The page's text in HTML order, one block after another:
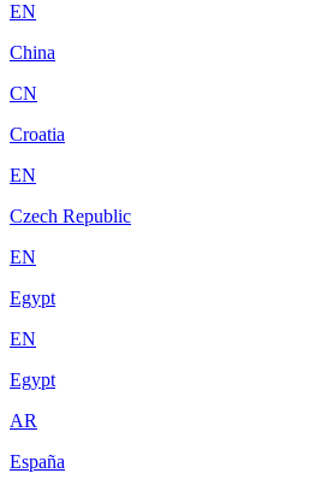
EN
China
CN
Croatia
EN
Czech Republic
EN
Egypt
EN
Egypt
AR
España